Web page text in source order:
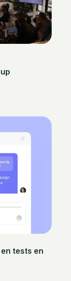
tests en